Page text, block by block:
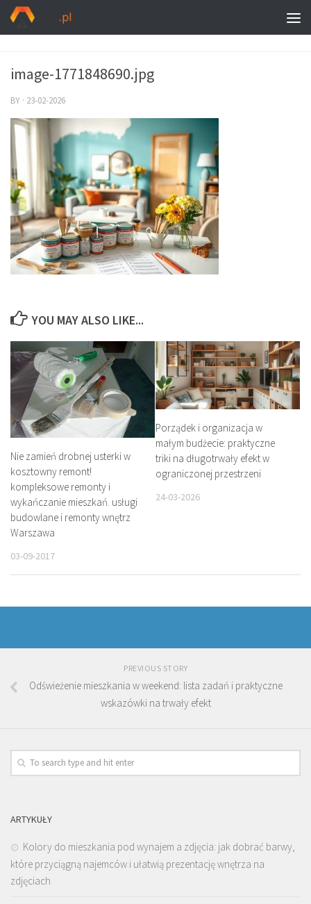
image-1771848690.jpg
BY · 23-02-2026
YOU MAY ALSO LIKE...
Nie zamień drobnej usterki w
kosztowny remont!
kompleksowe remonty i
wykańczanie mieszkań. usługi
budowlane i remonty wnętrz
Warszawa
03-09-2017
Porządek i organizacja w
małym budżecie: praktyczne
triki na długotrwały efekt w
ograniczonej przestrzeni
24-03-2026
PREVIOUS STORY
Odświeżenie mieszkania w weekend: lista zadań i praktyczne
wskazówki na trwały efekt
ARTYKUŁY
Kolory do mieszkania pod wynajem a zdjęcia: jak dobrać barwy,
które przyciągną najemców i ułatwią prezentację wnętrza na
zdjęciach